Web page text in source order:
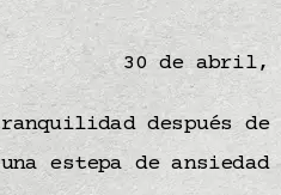
30 de abril,
después de
estepa de ansiedad